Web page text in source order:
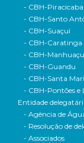
- CBH-Piracicaba
- CBH-Santo
- CBH-Suaçuí
- CBH-Caratinga
- CBH-Manhuaçu
- CBH-Guandu
- CBH-Santa
- CBH-Pontões e
Entidade
- Agência de
- Resolução de
- Associados